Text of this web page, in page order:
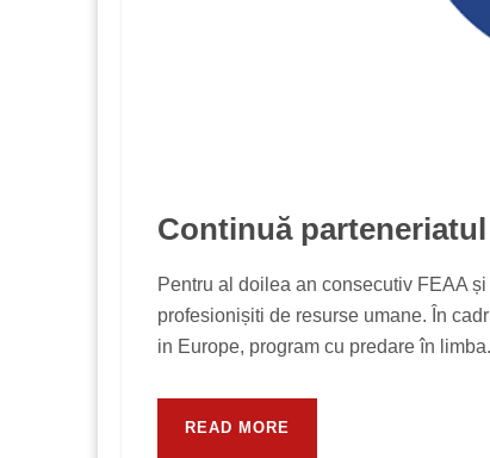
Continuă
Pentru al doilea an consecutiv FEAA
profesionișiti de resurse umane. În
in Europe, program cu predare în
READ MORE